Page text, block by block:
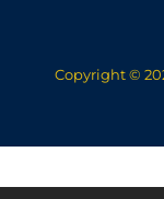
Copyright ©